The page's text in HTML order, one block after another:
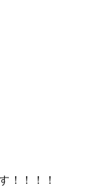
！！！！